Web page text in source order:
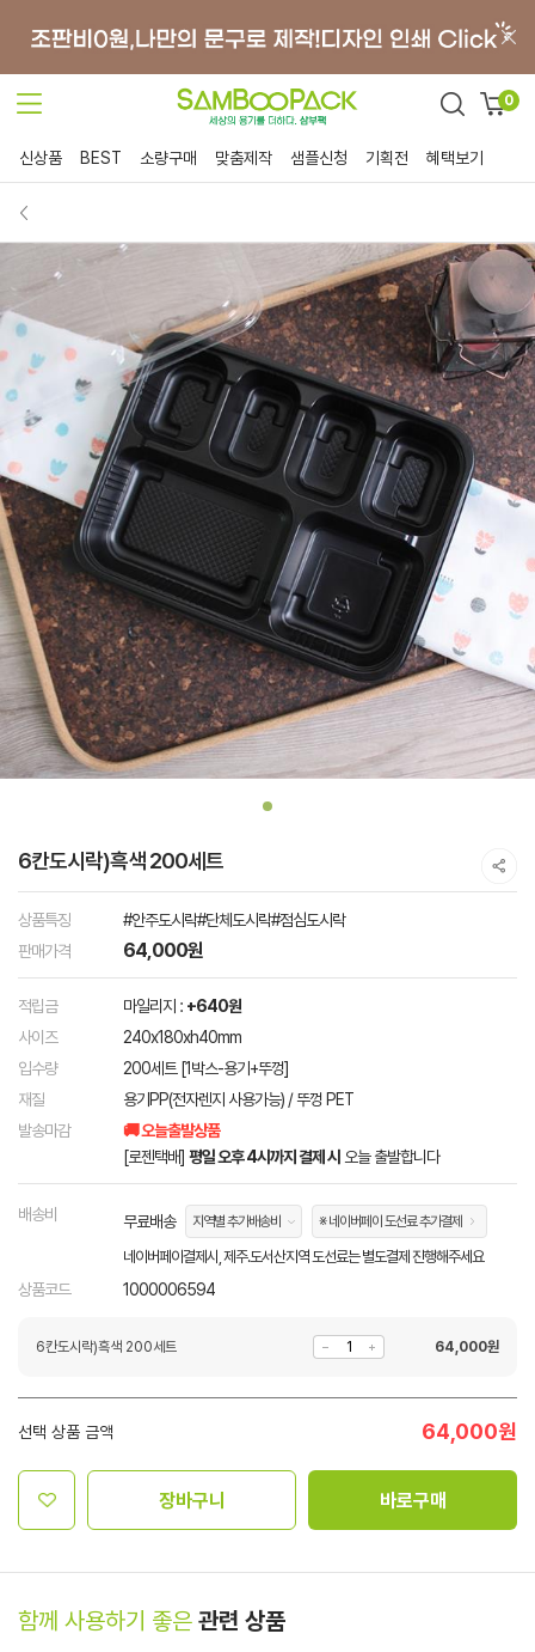
0
신상품 BEST 소량구매 맞춤제작 샘플신청 기획전 혜택보기
6칸도시락)흑색 200세트
상품특징
#안주도시락#단체도시락#점심도시락
판매가격
64,000원
적립금 마일리지 : +640원
사이즈
240x180xh40mm
입수량
200세트 [1박스-용기+뚜껑]
재질
용기PP(전자렌지 사용가능) / 뚜껑 PET
발송마감
🚚 오늘출발상품
[로젠택배] 평일 오후 4시까지 결제 시 오늘 출발합니다
배송비 무료배송 지역별 추가배송비 ※ 네이버페이 도선료 추가결제
네이버페이결제시, 제주.도서산지역 도선료는 별도결제 진행해주세요
상품코드 1000006594
6칸도시락)흑색 200세트 64,000원
선택 상품 금액 64,000원
장바구니 바로구매
함께 사용하기 좋은 관련 상품